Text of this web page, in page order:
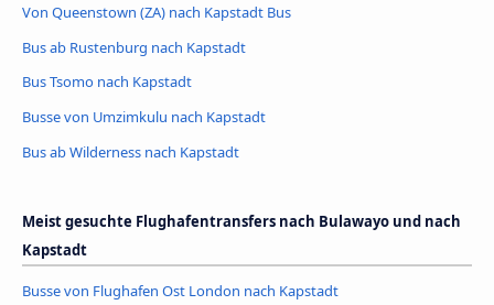
Von Queenstown (ZA) nach Kapstadt Bus
Bus ab Rustenburg nach Kapstadt
Bus Tsomo nach Kapstadt
Busse von Umzimkulu nach Kapstadt
Bus ab Wilderness nach Kapstadt
Meist gesuchte Flughafentransfers nach Bulawayo und nach
Kapstadt
Busse von Flughafen Ost London nach Kapstadt